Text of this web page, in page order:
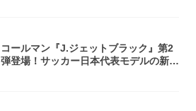
コールマン『J.ジェットブラック』第2
弾登場！サッカー日本代表モデルの新作